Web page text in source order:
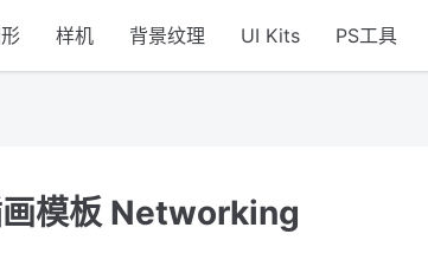
样机 背景纹理 UI Kits PS工具
画模板 Networking